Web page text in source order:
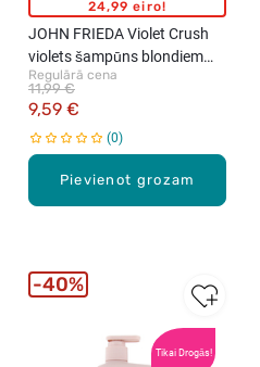
Pievienot grozam
24,99 eiro!
JOHN FRIEDA Violet Crush
violets šampūns blondiem
matiem, 250ml
Regulārā cena
9,59 €
11,99 €
0
Tikai Drogās!
40%